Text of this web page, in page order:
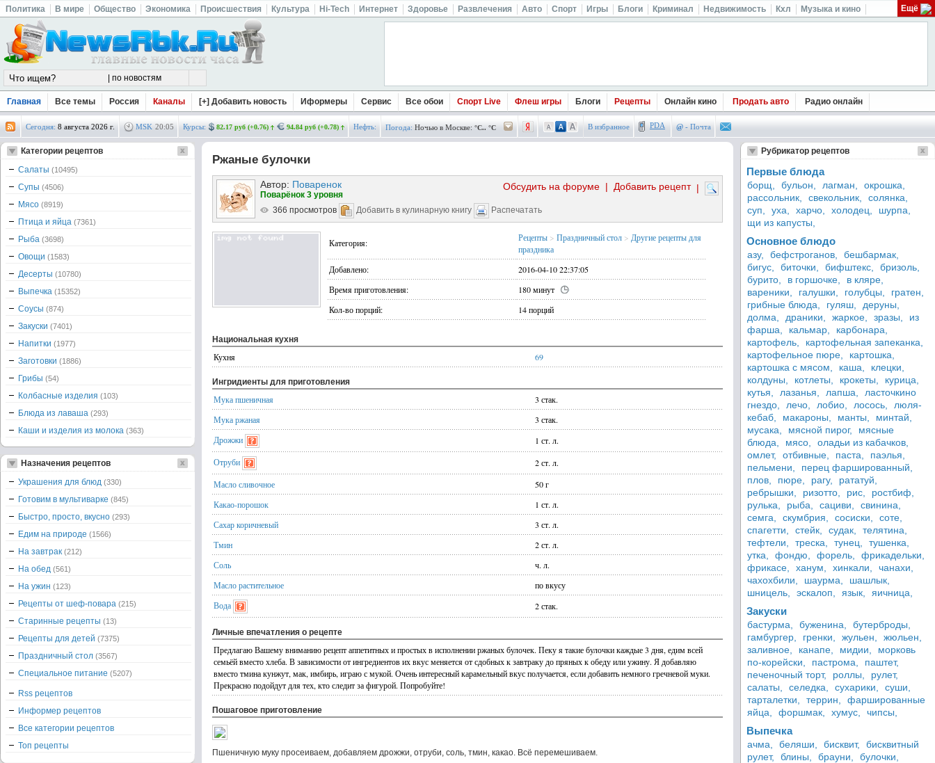
Политика В мире Общество Экономика Происшествия Культура Hi-Tech Интернет Здоровье Развлечения Авто Спорт Игры Блоги Криминал Недвижимость Кхл Музыка и кино Ещё
Главная Все темы Россия Каналы [+] Добавить новость Иформеры Сервис Все обои Спорт Live Флеш игры Блоги Рецепты Онлайн кино Продать авто Радио онлайн
Сегодня: 8 августа 2026 г. MSK 20:05 Курсы: 82.17 руб (+0.76) 94.84 руб (+0.78) Нефть: Погода: Ночью в Москве: °C.. °C В избранное PDA @ - Почта
Ржаные булочки
Автор: Поваренок |
Добавить рецепт
|
Обсудить на форуме
Поварёнок 3 уровня
366 просмотров
Добавить в кулинарную книгу Распечатать
Категория: Рецепты > Праздничный стол > Другие рецепты для
праздника
Добавлено:
2016-04-10 22:37:05
Время приготовления:
180 минут
Кол-во порций:
14 порций
Национальная кухня
Кухня 69
Ингридиенты для приготовления
Мука пшеничная
3 стак.
Мука ржаная
3 стак.
Дрожжи
1 ст. л.
Отруби
2 ст. л.
Масло сливочное
50 г
Какао-порошок
1 ст. л.
Сахар коричневый
3 ст. л.
Тмин
2 ст. л.
Соль
ч. л.
Масло растительное
по вкусу
Вода
2 стак.
Личные впечатления о рецепте
Предлагаю Вашему вниманию рецепт аппетитных и простых в исполнении ржаных булочек. Пеку я такие булочки каждые 3 дня, едим всей
семьёй вместо хлеба. В зависимости от ингредиентов их вкус меняется от сдобных к завтраку до пряных к обеду или ужину. Я добавляю
вместо тмина кунжут, мак, имбирь, играю с мукой. Очень интересный карамельный вкус получается, если добавить немного гречневой муки.
Прекрасно подойдут для тех, кто следит за фигурой. Попробуйте!
Пошаговое приготовление
Пшеничную муку просеиваем, добавляем дрожжи, отруби, соль, тмин, какао. Всё перемешиваем.
Категории рецептов
Салаты (10495)
Супы (4506)
Мясо (8919)
Птица и яйца (7361)
Рыба (3698)
Овощи (1583)
Десерты (10780)
Выпечка (15352)
Соусы (874)
Закуски (7401)
Напитки (1977)
Заготовки (1886)
Грибы (54)
Колбасные изделия (103)
Блюда из лаваша (293)
Каши и изделия из молока (363)
Назначения рецептов
Украшения для блюд (330)
Готовим в мультиварке (845)
Быстро, просто, вкусно (293)
Едим на природе (1566)
На завтрак (212)
На обед (561)
На ужин (123)
Рецепты от шеф-повара (215)
Старинные рецепты (13)
Рецепты для детей (7375)
Праздничный стол (3567)
Специальное питание (5207)
Rss рецептов
Информер рецептов
Все категории рецептов
Топ рецепты
Рубрикатор рецептов
Первые блюда
борщ, бульон, лагман,
окрошка,
рассольник,
свекольник,
солянка,
суп,
уха, харчо, холодец,
шурпа,
щи из капусты,
Основное блюдо
азу, бефстроганов,
бешбармак,
бигус,
биточки, бифштекс,
бризоль,
бурито,
в горшочке,
в кляре,
вареники,
галушки, голубцы,
гратен,
грибные блюда,
гуляш,
деруны,
долма,
драники, жаркое, зразы,
из
фарша,
кальмар,
карбонара,
картофель,
картофельная запеканка,
картофельное пюре,
картошка,
картошка с мясом,
каша,
клецки,
колдуны,
котлеты, крокеты,
курица,
кутья,
лазанья, лапша,
ласточкино
гнездо,
лечо, лобио, лосось,
люля-
кебаб,
макароны, манты,
минтай,
мусака,
мясной пирог,
мясные
блюда,
мясо,
оладьи из кабачков,
омлет,
отбивные, паста,
паэлья,
пельмени,
перец фаршированный,
плов,
пюре, рагу,
рататуй,
ребрышки,
ризотто, рис,
ростбиф,
рулька,
рыба, сациви,
свинина,
семга,
скумбрия, сосиски,
соте,
спагетти,
стейк, судак,
телятина,
тефтели,
треска, тунец,
тушенка,
утка,
фондю, форель,
фрикадельки,
фрикасе,
ханум, хинкали,
чанахи,
чахохбили,
шаурма,
шашлык,
шницель,
эскалоп, язык, яичница,
Закуски
бастурма, буженина,
бутерброды,
гамбургер,
гренки, жульен,
жюльен,
заливное,
канапе, мидии,
морковь
по-корейски,
пастрома,
паштет,
печеночный торт,
роллы,
рулет,
салаты,
селедка, сухарики,
суши,
тарталетки,
террин,
фаршированные
яйца,
форшмак, хумус, чипсы,
Выпечка
ачма, беляши, бисквит,
бисквитный
рулет,
блины, брауни,
булочки,